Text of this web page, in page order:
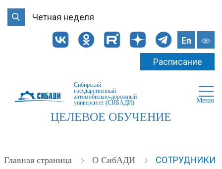
Четная неделя
En
Расписание
Сибирский
государственный
автомобильно-дорожный
университет (СИБАДИ)
Меню
ЦЕЛЕВОЕ ОБУЧЕНИЕ
Главная страница О СибАДИ СОТРУДНИКИ